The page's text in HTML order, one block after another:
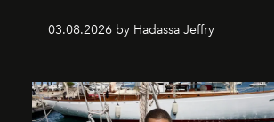
03.08.2026 by Hadassa Jeffry